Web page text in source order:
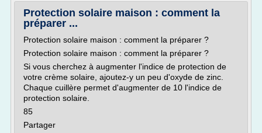
Protection solaire maison : comment la
préparer ...
Protection solaire maison : comment la préparer ?
Protection solaire maison : comment la préparer ?
Si vous cherchez à augmenter l'indice de protection de
votre crème solaire, ajoutez-y un peu d'oxyde de zinc.
Chaque cuillère permet d'augmenter de 10 l'indice de
protection solaire.
85
Partager